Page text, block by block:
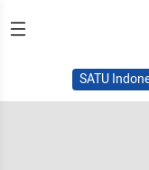
SATU